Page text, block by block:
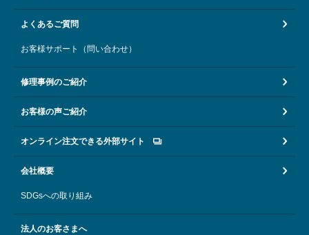
よくあるご質問
お客様サポート（問い合わせ）
修理事例のご紹介
お客様の声ご紹介
オンライン注文できる外部サイト
会社概要
SDGsへの取り組み
法人のお客さまへ